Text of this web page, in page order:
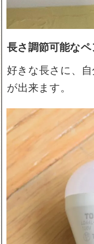
長さ調節可能な
好きな長さに、
が出来ます。